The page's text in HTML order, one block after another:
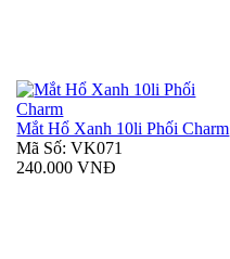
Mắt Hổ Xanh 10li Phối Charm
Mã Số: VK071
240.000 VNĐ